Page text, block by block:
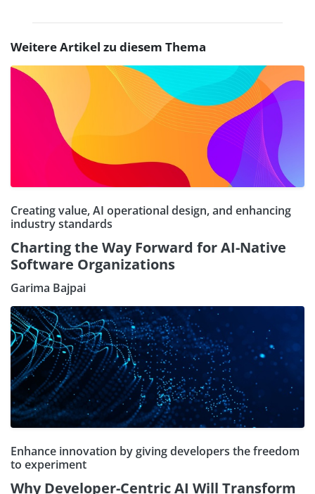
Weitere Artikel zu diesem Thema
Creating value, AI operational design, and enhancing
industry standards
Charting the Way Forward for AI-Native
Software Organizations
Garima Bajpai
Enhance innovation by giving developers the freedom
to experiment
Why Developer-Centric AI Will Transform